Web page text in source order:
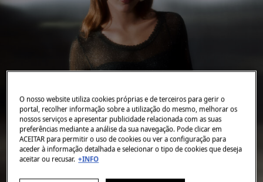
O nosso website utiliza cookies próprias e de terceiros para gerir o
portal, recolher informação sobre a utilização do mesmo, melhorar os
nossos serviços e apresentar publicidade relacionada com as suas
preferências mediante a análise da sua navegação. Pode clicar em
ACEITAR para permitir o uso de cookies ou ver a configuração para
aceder à informação detalhada e selecionar o tipo de cookies que deseja
aceitar ou recusar. +INFO